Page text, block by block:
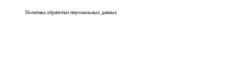
Политика обработки персональных данных